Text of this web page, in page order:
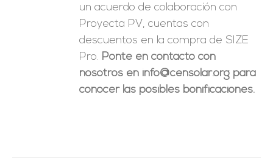
un acuerdo de colaboración con
Proyecta PV, cuentas con
descuentos en la compra de SIZE
Pro. Ponte en contacto con
nosotros en info@censolar.org para
conocer las posibles bonificaciones.